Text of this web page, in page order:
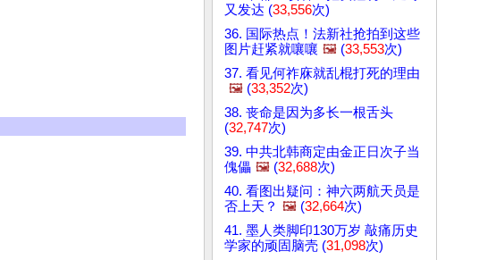
又发达 (33,556次)
36. 国际热点！法新社抢拍到这些
图片赶紧就嚷嚷 🖼️ (33,553次)
37. 看见何祚庥就乱棍打死的理由
🖼️ (33,352次)
38. 丧命是因为多长一根舌头
(32,747次)
39. 中共北韩商定由金正日次子当
傀儡 🖼️ (32,688次)
40. 看图出疑问：神六两航天员是
否上天？ 🖼️ (32,664次)
41. 墨人类脚印130万岁 敲痛历史
学家的顽固脑壳 (31,098次)